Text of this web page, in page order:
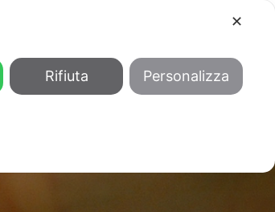
✕
Rifiuta Personalizza